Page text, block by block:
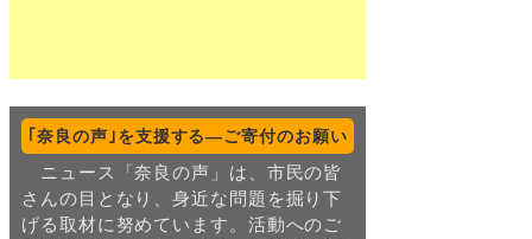
｢奈良の声｣を支援する―ご寄付のお願い
ニュース「奈良の声」は、市民の皆
さんの目となり、身近な問題を掘り下
げる取材に努めています。活動へのご